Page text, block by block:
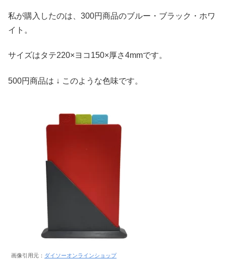
私が購入したのは、300円商品のブルー・ブラック・ホワ
イト。
サイズはタテ220×ヨコ150×厚さ4mmです。
500円商品は ↓ このような色味です。
画像引用元： ダイソーオンラインショップ